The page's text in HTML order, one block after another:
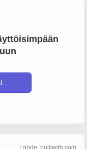
Lähde: builtwith.com